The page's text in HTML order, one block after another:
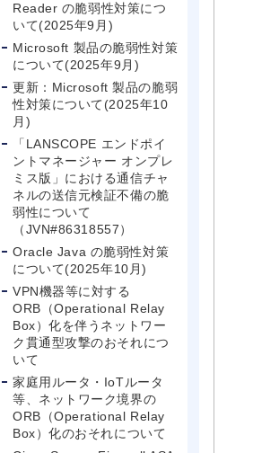
Reader の脆弱性対策につ
いて(2025年9月)
Microsoft 製品の脆弱性対策
について(2025年9月)
更新：Microsoft 製品の脆弱
性対策について(2025年10
月)
「LANSCOPE エンドポイ
ントマネージャー オンプレ
ミス版」における通信チャ
ネルの送信元検証不備の脆
弱性について
（JVN#86318557）
Oracle Java の脆弱性対策
について(2025年10月)
VPN機器等に対する
ORB（Operational Relay
Box）化を伴うネットワー
ク貫通型攻撃のおそれにつ
いて
家庭用ルータ・IoTルータ
等、ネットワーク境界の
ORB（Operational Relay
Box）化のおそれについて